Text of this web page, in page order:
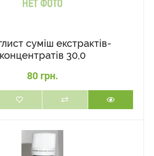
суміш екстрактів-
концентратів 30,0
80 грн.